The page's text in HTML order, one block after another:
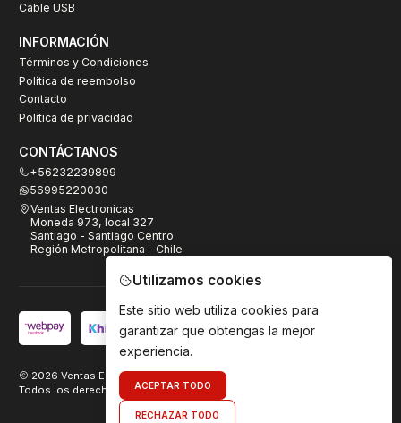
Cable USB
INFORMACIÓN
Términos y Condiciones
Política de reembolso
Contacto
Política de privacidad
CONTÁCTANOS
+56232239899
56995220030
Ventas Electronicas
Moneda 973, local 327
Santiago - Santiago Centro
Región Metropolitana - Chile
2026 Ventas Electrónicas.
Todos los derechos reservados. Desarrollado por
Utilizamos cookies
Este sitio web utiliza cookies para
garantizar que obtengas la mejor
experiencia.
ACEPTAR TODO
RECHAZAR TODO